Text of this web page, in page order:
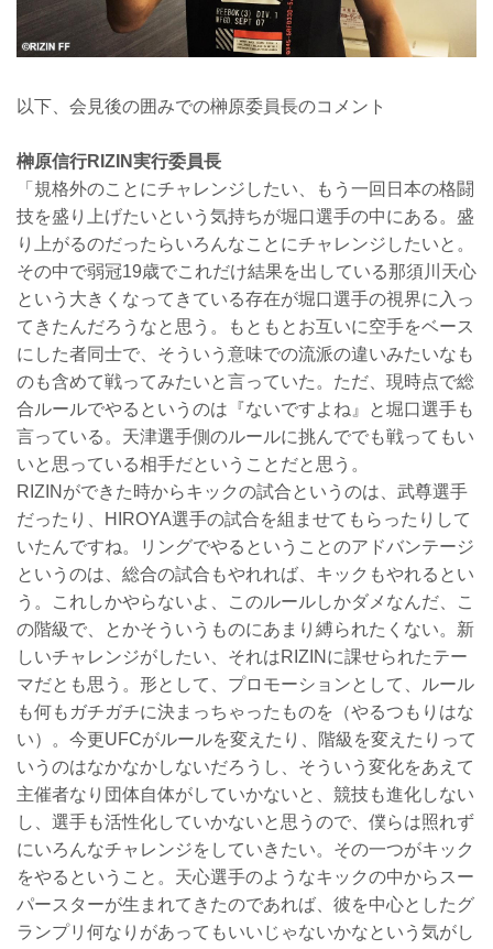
以下、会見後の囲みでの榊原委員長のコメント
榊原信行RIZIN実行委員長
「規格外のことにチャレンジしたい、もう一回日本の格闘
技を盛り上げたいという気持ちが堀口選手の中にある。盛
り上がるのだったらいろんなことにチャレンジしたいと。
その中で弱冠19歳でこれだけ結果を出している那須川天心
という大きくなってきている存在が堀口選手の視界に入っ
てきたんだろうなと思う。もともとお互いに空手をベース
にした者同士で、そういう意味での流派の違いみたいなも
のも含めて戦ってみたいと言っていた。ただ、現時点で総
合ルールでやるというのは『ないですよね』と堀口選手も
言っている。天津選手側のルールに挑んででも戦ってもい
いと思っている相手だということだと思う。
RIZINができた時からキックの試合というのは、武尊選手
だったり、HIROYA選手の試合を組ませてもらったりして
いたんですね。リングでやるということのアドバンテージ
というのは、総合の試合もやれれば、キックもやれるとい
う。これしかやらないよ、このルールしかダメなんだ、こ
の階級で、とかそういうものにあまり縛られたくない。新
しいチャレンジがしたい、それはRIZINに課せられたテー
マだとも思う。形として、プロモーションとして、ルール
も何もガチガチに決まっちゃったものを（やるつもりはな
い）。今更UFCがルールを変えたり、階級を変えたりって
いうのはなかなかしないだろうし、そういう変化をあえて
主催者なり団体自体がしていかないと、競技も進化しない
し、選手も活性化していかないと思うので、僕らは照れず
にいろんなチャレンジをしていきたい。その一つがキック
をやるということ。天心選手のようなキックの中からスー
パースターが生まれてきたのであれば、彼を中心としたグ
ランプリ何なりがあってもいいじゃないかなという気がし